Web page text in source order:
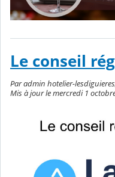
Le conseil
Par admin hotelier-
Mis à jour le mercredi 1